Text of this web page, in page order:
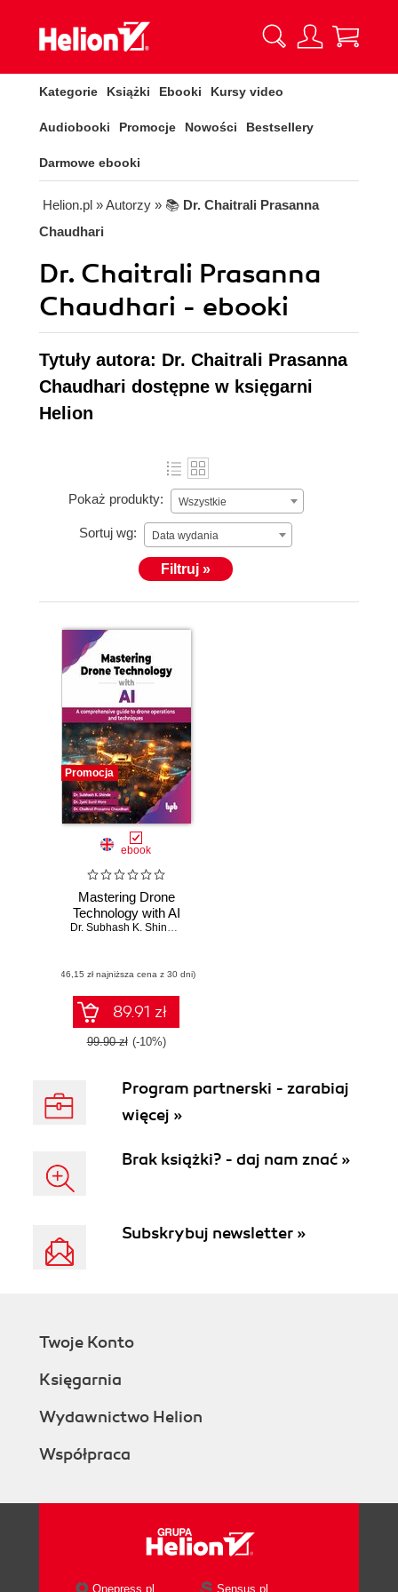
Kategorie Książki Ebooki Kursy video
Audiobooki Promocje Nowości Bestsellery
Darmowe ebooki
Helion.pl » Autorzy » 📚 Dr. Chaitrali Prasanna
Chaudhari
Dr. Chaitrali Prasanna
Chaudhari - ebooki
Tytuły autora: Dr. Chaitrali Prasanna
Chaudhari dostępne w księgarni
Helion
Pokaż produkty: Wszystkie
Sortuj wg: Data wydania
Filtruj »
Promocja
ebook
Mastering Drone
Technology with AI
Dr. Subhash K. Shinde
(46,15 zł najniższa cena z 30 dni)
89.91 zł
99.90 zł (-10%)
Program partnerski - zarabiaj
więcej »
Brak książki? - daj nam znać »
Subskrybuj newsletter »
Twoje Konto
Księgarnia
Wydawnictwo Helion
Współpraca
Onepress.pl Sensus.pl